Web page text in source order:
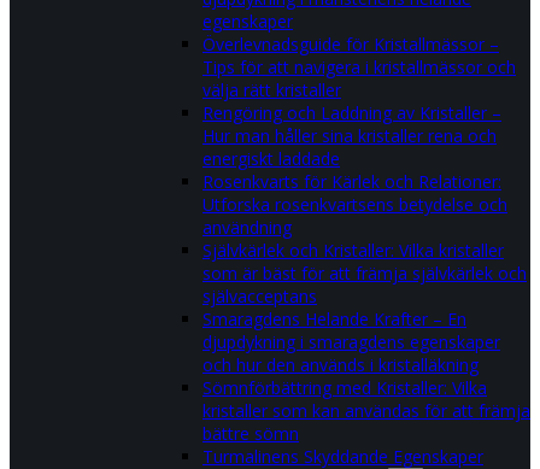
egenskaper
Överlevnadsguide för Kristallmässor –
Tips för att navigera i kristallmässor och
välja rätt kristaller
Rengöring och Laddning av Kristaller –
Hur man håller sina kristaller rena och
energiskt laddade
Rosenkvarts för Kärlek och Relationer:
Utforska rosenkvartsens betydelse och
användning
Självkärlek och Kristaller: Vilka kristaller
som är bäst för att främja självkärlek och
självacceptans
Smaragdens Helande Krafter – En
djupdykning i smaragdens egenskaper
och hur den används i kristalläkning
Sömnförbättring med Kristaller: Vilka
kristaller som kan användas för att främja
bättre sömn
Turmalinens Skyddande Egenskaper